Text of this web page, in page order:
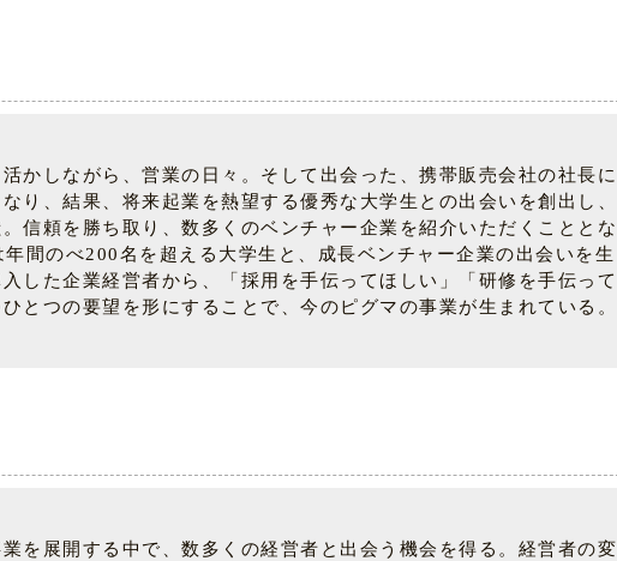
かしながら、営業の日々。そして出会った、携帯販売会社の社長に
り、結果、将来起業を熱望する優秀な大学生との出会いを創出し、
信頼を勝ち取り、数多くのベンチャー企業を紹介いただくこととな
間のべ200名を超える大学生と、成長ベンチャー企業の出会いを生
した企業経営者から、「採用を手伝ってほしい」「研修を手伝って
とつの要望を形にすることで、今のピグマの事業が生まれている。
を展開する中で、数多くの経営者と出会う機会を得る。経営者の変